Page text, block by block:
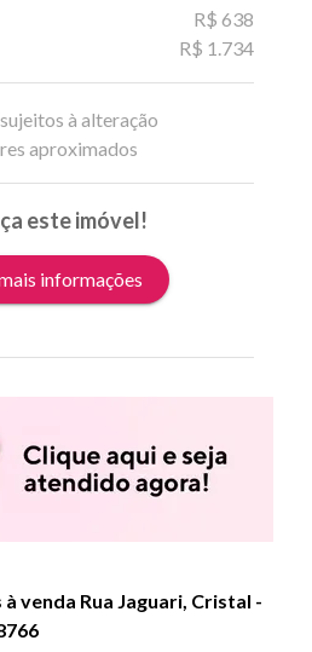
R$ 638
R$ 1.734
à alteração
aproximados
este imóvel!
informações
venda Rua Jaguari, Cristal -